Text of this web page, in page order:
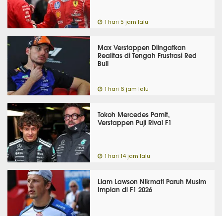
1 hari 5 jam lalu
Max Verstappen Diingatkan
Realitas di Tengah Frustrasi Red
Bull
1 hari 6 jam lalu
Tokoh Mercedes Pamit,
Verstappen Puji Rival F1
1 hari 14 jam lalu
Liam Lawson Nikmati Paruh Musim
Impian di F1 2026